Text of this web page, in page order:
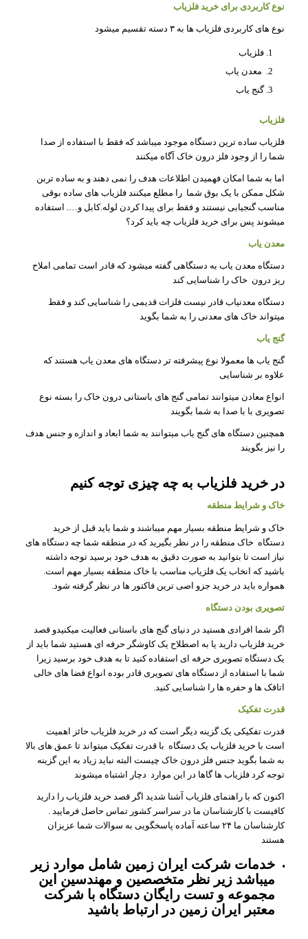
نوع کاربردی برای خرید فلزیاب
نوع های کاربردی فلزیاب ها به ۳ دسته تقسیم میشود
فلزیاب
معدن یاب
گنج یاب
فلزیاب
فلزیاب ساده ترین دستگاه موجود میباشد که فقط با استفاده از صدا
شما را از وجود فلز درون خاک آگاه میکنند
اما به شما امکان فهمیدن اطلاعات هدف را نمی دهند و به ساده تربن
شکل ممکن با یک بوق شما را مطلع میکنند فلزیاب های ساده بوقی
مناسب گنجیابی نیستند و فقط برای پیدا کردن لوله.کابل و…. استفاده
میشوند پس برای خرید فلزیاب چه باید کرد؟
معدن یاب
دستگاه معدن یاب به دستگاهی گفته میشود که قادر است تمامی املاح
ریز درون خاک را شناسایی کند
دستگاه معدنیاب قادر نیست فلزات قدیمی را شناسایی کند و فقط
میتواند خاک های معدنی را به شما بگوید
گنج یاب
گنج یاب ها معمولا نوع پیشرفته تر دستگاه های معدن یاب هستند که
علاوه بر شناسایی
انواع معادن میتوانند تمامی گنج های باستانی درون خاک را بسته نوع
تصویری با با صدا به شما بگویند
همچنین دستگاه های گنج یاب میتوانند به شما ابعاد و اندازه و جنس هدف
را نیز بگویند
در خرید فلزیاب به چه چیزی توجه کنیم
خاک و شرایط منطقه
خاک و شرایط منطقه بسیار مهم میباشند و شما باید قبل از خرید
دستگاه خاک منطقه را در نظر بگیرید که در منطقه شما چه دستگاه های
نیاز است تا بتوانید به صورت دقیق به هدف خود برسید توجه داشته
باشید که انخاب یک فلزیاب مناسب با خاک منطقه بسیار مهم است.
همواره باید در خرید جزو اصی ترین فاکتور ها در نظر گرفته شود.
تصویری بودن دستگاه
اگر شما افرادی هستید در دنیای گنج های باستانی فعالیت میکنیدو قصد
خرید فلزیاب دارید یا به اصطلاح یک کاوشگر حرفه ای هستید شما باید از
یک دستگاه تصویری حرفه ای استفاده کنید تا به هدف خود برسید زیرا
شما با استفاده از دستگاه های تصویری قادر بوده انواع فضا های خالی
اتاقک ها و حفره ها را شناسایی کنید.
قدرت تفکیک
قدرت تفکیکی یک گزینه دیگر است که در خرید فلزیاب حائز اهمیت
است با خرید فلزیاب یک دستگاه با قدرت تفکیک میتواند تا عمق های بالا
به شما بگوید جنس فلز درون خاک چیست البته نباید زیاد به این گزینه
توجه کرد فلزیاب ها گاها در این موارد دچار اشتباه میشوند
اکنون که با راهنمای فلزیاب آشنا شدید اگر قصد خرید فلزیاب را دارید
کافیست با کارشناسان ما در سراسر کشور تماس حاصل فرمایید .
کارشناسان ما ۲۴ ساعته آماده پاسخگویی به سوالات شما عزیزان
هستند
خدمات شرکت ایران زمین شامل موارد زیر
میباشد زیر نظر متخصصین و مهندسین این
مجموعه و تست رایگان دستگاه با شرکت
معتبر ایران زمین در ارتباط باشید